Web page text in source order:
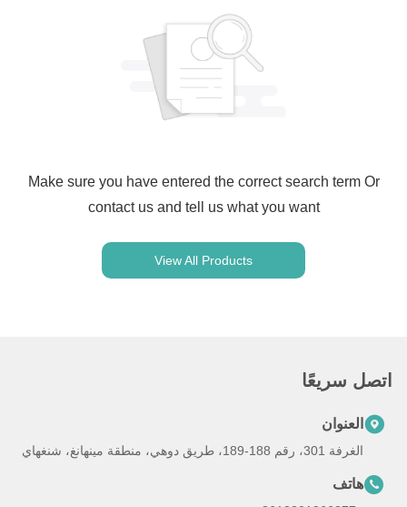
Make sure you have entered the correct search term Or
contact us and tell us what you want
View All Products
اتصل سريعًا
العنوان
الغرفة 301، رقم 188-189، طريق دوهي، منطقة مينهانغ، شنغهاي
هاتف